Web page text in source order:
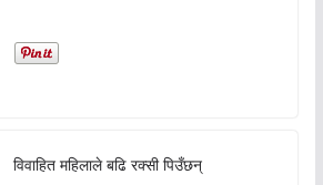
विवाहित महिलाले बढि रक्सी पिउँछन्